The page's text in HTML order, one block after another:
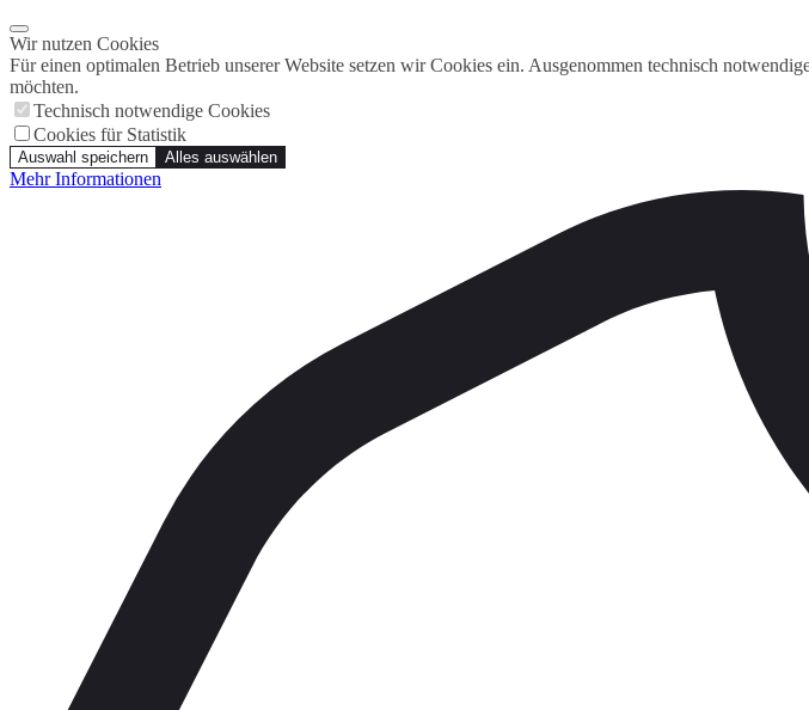
Wir nutzen Cookies
Für einen optimalen Betrieb unserer Website setzen wir Cookies ein. Ausgenommen technisch
möchten.
Technisch notwendige Cookies
Cookies für Statistik
Auswahl speichern Alles auswählen
Mehr Informationen